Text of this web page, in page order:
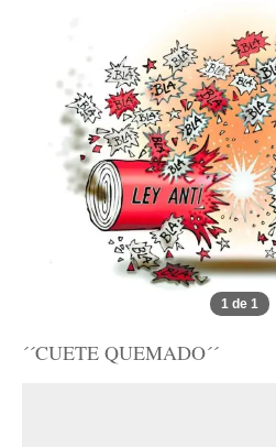
1 de 1
´´CUETE QUEMADO´´